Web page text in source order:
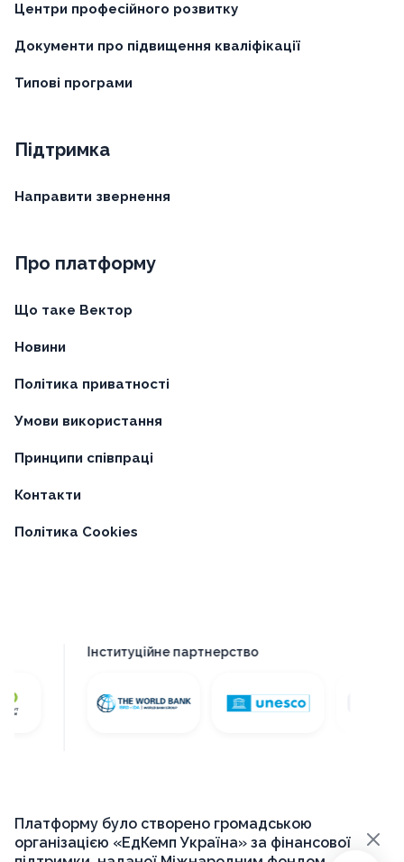
Центри професійного розвитку
Документи про підвищення кваліфікації
Типові програми
Підтримка
Направити звернення
Про платформу
Що таке Вектор
Новини
Політика приватності
Умови використання
Принципи співпраці
Контакти
Політика Cookies
Інституційне партнерство
Платформу було створено громадською
організацією «ЕдКемп Україна» за фінансової
×